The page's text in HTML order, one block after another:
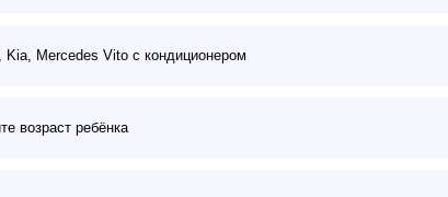
Mercedes Vito с кондиционером
возраст ребёнка